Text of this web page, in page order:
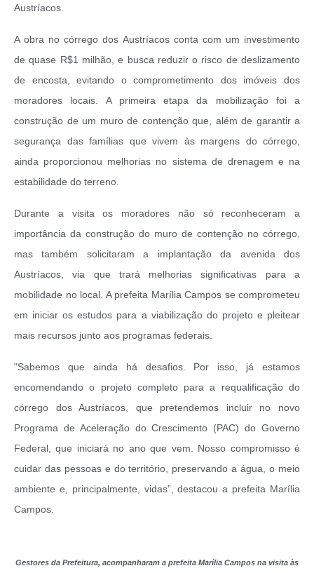
Austríacos.
A obra no córrego dos Austríacos conta com um investimento
de quase R$1 milhão, e busca reduzir o risco de deslizamento
de encosta, evitando o comprometimento dos imóveis dos
moradores locais. A primeira etapa da mobilização foi a
construção de um muro de contenção que, além de garantir a
segurança das famílias que vivem às margens do córrego,
ainda proporcionou melhorias no sistema de drenagem e na
estabilidade do terreno.
Durante a visita os moradores não só reconheceram a
importância da construção do muro de contenção no córrego,
mas também solicitaram a implantação da avenida dos
Austríacos, via que trará melhorias significativas para a
mobilidade no local. A prefeita Marília Campos se comprometeu
em iniciar os estudos para a viabilização do projeto e pleitear
mais recursos junto aos programas federais.
"Sabemos que ainda há desafios. Por isso, já estamos
encomendando o projeto completo para a requalificação do
córrego dos Austríacos, que pretendemos incluir no novo
Programa de Aceleração do Crescimento (PAC) do Governo
Federal, que iniciará no ano que vem. Nosso compromisso é
cuidar das pessoas e do território, preservando a água, o meio
ambiente e, principalmente, vidas”, destacou a prefeita Marília
Campos.
Gestores da Prefeitura, acompanharam a prefeita Marília Campos na visita às